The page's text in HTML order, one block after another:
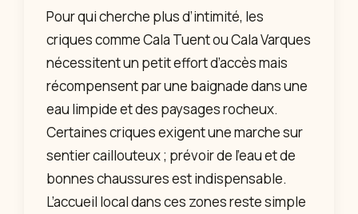
Pour qui cherche plus d’intimité, les
criques comme Cala Tuent ou Cala Varques
nécessitent un petit effort d’accès mais
récompensent par une baignade dans une
eau limpide et des paysages rocheux.
Certaines criques exigent une marche sur
sentier caillouteux ; prévoir de l’eau et de
bonnes chaussures est indispensable.
L’accueil local dans ces zones reste simple